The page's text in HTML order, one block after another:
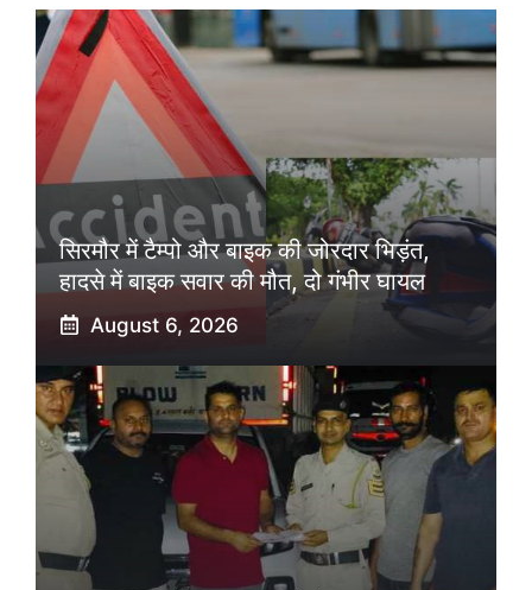
सिरमौर में टैम्पो और बाइक की जोरदार भिड़ंत,
हादसे में बाइक सवार की मौत, दो गंभीर घायल
August 6, 2026